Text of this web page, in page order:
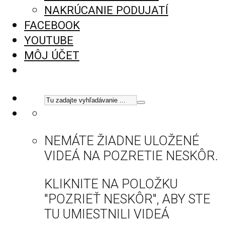
NAKRÚCANIE PODUJATÍ
FACEBOOK
YOUTUBE
MÔJ ÚČET
NEMÁTE ŽIADNE ULOŽENÉ
VIDEÁ NA POZRETIE NESKÔR.
KLIKNITE NA POLOŽKU
"POZRIEŤ NESKÔR", ABY STE
TU UMIESTNILI VIDEÁ